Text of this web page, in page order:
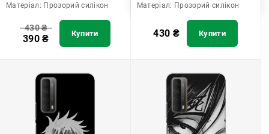
Матеріал: Прозорий силікон
430₴
390₴ Купити
Матеріал: Прозорий силікон
430 ₴ Купити